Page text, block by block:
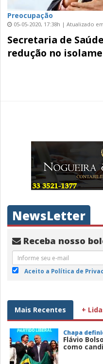
Preocupação
05-05-2020, 17:38h | Atualizado
Secretaria de
redução no
NewsLetter
Receba nosso
Aceito a Política de
Mais Recentes +
Chapa
Flávio
como